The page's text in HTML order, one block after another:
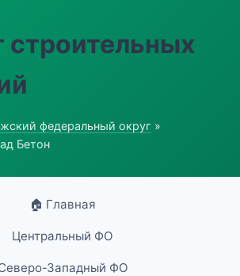
строительных
федеральный округ »
Бетон
🏠 Главная
Центральный ФО
Западный ФО